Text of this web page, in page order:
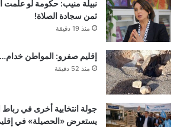
نبيلة منيب: حكومة لو علمت
ثمن سجادة الصلاة!
منذ 19 دقيقة
إقليم صفرو: المواطن
منذ 52 دقيقة
جولة انتخابية أخرى في
يستعرض «الحصيلة» في